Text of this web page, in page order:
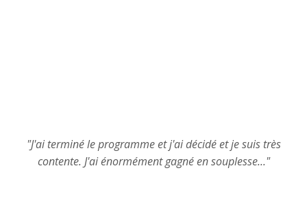
"J'ai terminé le programme et j'ai décidé et je suis très
contente. J'ai énormément gagné en souplesse..."